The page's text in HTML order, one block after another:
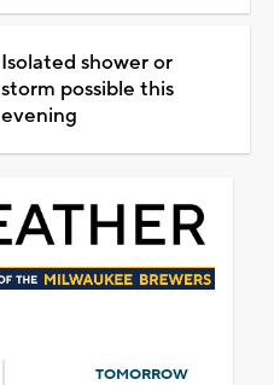
Isolated shower or
storm possible this
evening
TOMORROW